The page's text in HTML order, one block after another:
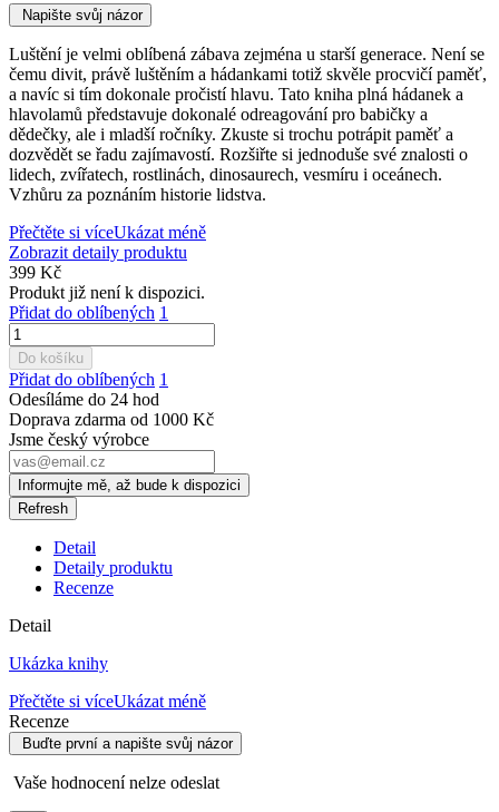
Napište svůj názor
Luštění je velmi oblíbená zábava zejména u starší generace. Není se
čemu divit, právě luštěním a hádankami totiž skvěle procvičí paměť,
a navíc si tím dokonale pročistí hlavu. Tato kniha plná hádanek a
hlavolamů představuje dokonalé odreagování pro babičky a
dědečky, ale i mladší ročníky. Zkuste si trochu potrápit paměť a
dozvědět se řadu zajímavostí. Rozšiřte si jednoduše své znalosti o
lidech, zvířatech, rostlinách, dinosaurech, vesmíru i oceánech.
Vzhůru za poznáním historie lidstva.
Přečtěte si víceUkázat méně
Zobrazit detaily produktu
399 Kč
Produkt již není k dispozici.
Přidat do oblíbených 1
Do košíku
Přidat do oblíbených 1
Odesíláme do 24 hod
Doprava zdarma od 1000 Kč
Jsme český výrobce
Informujte mě, až bude k dispozici
Detail
Detaily produktu
Recenze
Detail
Ukázka knihy
Přečtěte si víceUkázat méně
Recenze
Buďte první a napište svůj názor
Vaše hodnocení nelze odeslat